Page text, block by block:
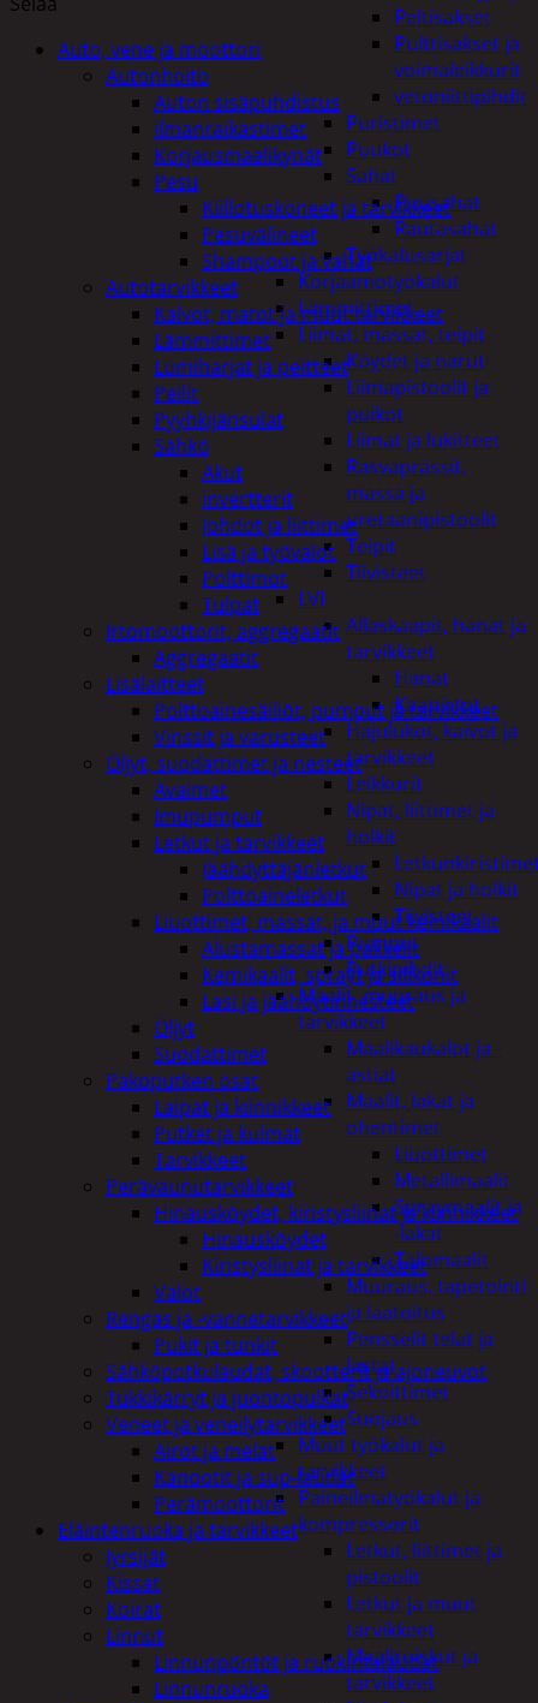
Peltisakset
Pulttisakset ja
voimaleikkurit
vetoniittipihdit
Puristimet
Puukot
Sahat
Puusahat
Rautasahat
Työkalusarjat
Korjaamotyökalut
Lämmittimet
Liimat, massat, teipit
Köydet ja narut
Liimapistoolit ja
puikot
Liimat ja lukitteet
Rasvaprässit,
massa ja
uretaanipistoolit
Teipit
Tiivisteet
LVI
Allaskaapit, hanat ja
tarvikkeet
Hanat
Kaapistot
Hajulukot, kaivot ja
tarvikkeet
Leikkurit
Nipat, liittimet ja
holkit
Nipat ja holkit
Tiivisteet
Pumput
Putkipihdit
Maalit, muuraus ja
tarvikkeet
Maalikaukalot ja -
astiat
Maalit, lakat ja
ohentimet
Liuottimet
Metallimaalit
Spraymaalit ja
-lakat
Talomaalit
Muuraus, tapetointi
ja laatoitus
Pensselit telat ja
lastat
Sekoittimet
Suojaus
Muut työkalut ja
tarvikkeet
Paineilmatyökalut ja
kompressorit
Letkut, liittimet ja
pistoolit
Letkut ja muut
tarvikkeet
Maaliruiskut ja
tarvikkeet
Auto, vene ja moottori
Autonhoito
Auton sisäpuhdistus
ilmanraikastimet
Korjausmaalikynät
Pesu
Kiillotuskoneet ja tarvikkeet
Pesuvälineet
Shampoot ja vahat
Autotarvikkeet
Kalvot, matot ja muut tarvikkeet
Lämmittimet
Lumiharjat ja peitteet
Peilit
Pyyhkijänsulat
Sähkö
Akut
invertterit
Johdot ja liittimet
Lisä ja työvalot
Polttimot
Tulpat
Irtomoottorit, aggregaatit
Aggregaatit
Lisälaitteet
Polttoainesäiliöt, pumput ja tarvikkeet
Vinssit ja varusteet
Öljyt, suodattimet ja nesteet
Avaimet
Imupumput
Letkut ja tarvikkeet
Jäähdyttäjänletkut
Polttoaineletkut
Liuottimet, massat, ja muut kemikaalit
Alustamassat ja pakkelit
Kemikaalit, sprayt ja silikonit
Lasi ja jäähdytinnesteet
Öljyt
Suodattimet
Pakoputken osat
Laipat ja kiinnikkeet
Putket ja kulmat
Tarvikkeet
Perävaunutarvikkeet
Hinausköydet, kiristysliinat ja kiinnikkeet
Hinausköydet
Kiristysliinat ja tarvikkeet
Valot
Rengas ja -vannetarvikkeet
Pukit ja tunkit
Sähköpotkulaudat, skootterit ja ajoneuvot
Tukkikärryt ja juontopulkat
Veneet ja veneilytarvikkeet
Airot ja melat
Kanootit ja sup-laudat
Perämoottorit
Eläintenruoka ja tarvikkeet
Jyrsijät
Kissat
Koirat
Linnut
Linnunpöntöt ja ruokintalaudat
Linnunruoka